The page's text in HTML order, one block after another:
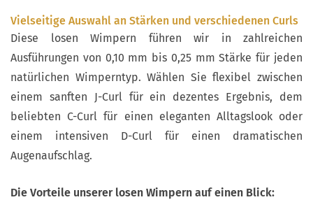
Vielseitige Auswahl an Stärken und verschiedenen Curls
Diese losen Wimpern führen wir in zahlreichen
Ausführungen von 0,10 mm bis 0,25 mm Stärke für jeden
natürlichen Wimperntyp. Wählen Sie flexibel zwischen
einem sanften J-Curl für ein dezentes Ergebnis, dem
beliebten C-Curl für einen eleganten Alltagslook oder
einem intensiven D-Curl für einen dramatischen
Augenaufschlag.
Die Vorteile unserer losen Wimpern auf einen Blick: